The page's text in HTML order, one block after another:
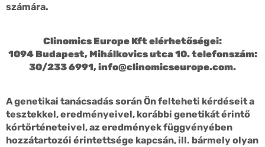
számára.
Clinomics Europe Kft elérhetőségei:
1094 Budapest, Mihálkovics utca 10. telefonszám:
30/233 6991,info@clinomicseurope.com.
A genetikai tanácsadás során Ön felteheti kérdéseit a
tesztekkel, eredményeivel, korábbi genetikát érintő
kórtörténeteivel, az eredmények függvényében
hozzátartozói érintettsége kapcsán, ill. bármely olyan